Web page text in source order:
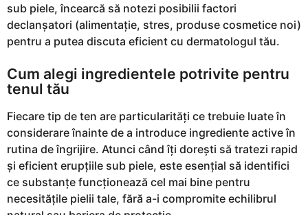
sub piele, încearcă să notezi posibilii factori
declanșatori (alimentație, stres, produse cosmetice noi)
pentru a putea discuta eficient cu dermatologul tău.
Cum alegi ingredientele potrivite pentru
tenul tău
Fiecare tip de ten are particularități ce trebuie luate în
considerare înainte de a introduce ingrediente active în
rutina de îngrijire. Atunci când îți dorești să tratezi rapid
și eficient erupțiile sub piele, este esențial să identifici
ce substanțe funcționează cel mai bine pentru
necesitățile pielii tale, fără a-i compromite echilibrul